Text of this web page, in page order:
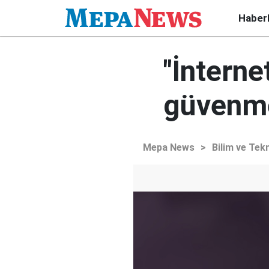
Mepa News > Bilim ve